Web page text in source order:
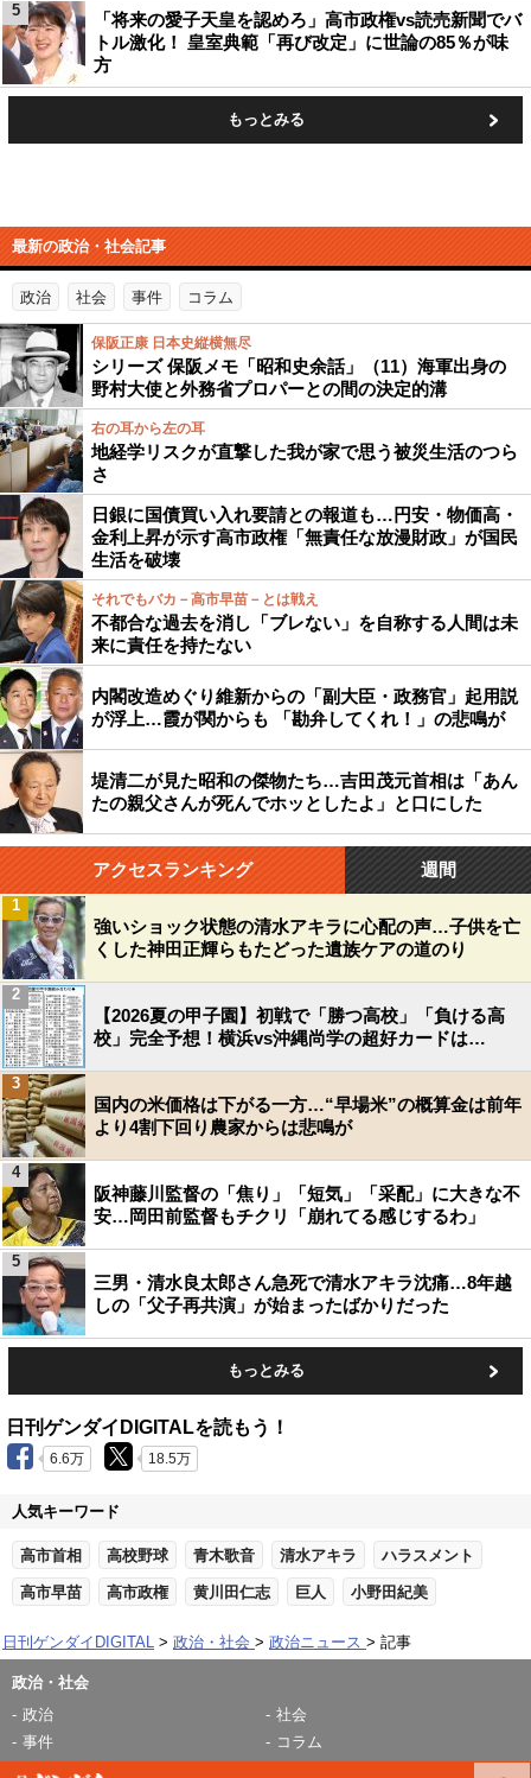
「将来の愛子天皇を認めろ」高市政権vs読売新聞でバ
トル激化！ 皇室典範「再び改定」に世論の85％が味
方
5
もっとみる
最新の政治・社会記事
政治 社会 事件 コラム
保阪正康 日本史縦横無尽
シリーズ 保阪メモ「昭和史余話」（11）海軍出身の
野村大使と外務省プロパーとの間の決定的溝
右の耳から左の耳
地経学リスクが直撃した我が家で思う被災生活のつら
さ
日銀に国債買い入れ要請との報道も…円安・物価高・
金利上昇が示す高市政権「無責任な放漫財政」が国民
生活を破壊
それでもバカ－高市早苗－とは戦え
不都合な過去を消し「ブレない」を自称する人間は未
来に責任を持たない
内閣改造めぐり維新からの「副大臣・政務官」起用説
が浮上…霞が関からも 「勘弁してくれ！」の悲鳴が
堤清二が見た昭和の傑物たち…吉田茂元首相は「あん
たの親父さんが死んでホッとしたよ」と口にした
アクセスランキング 週間
強いショック状態の清水アキラに心配の声…子供を亡
くした神田正輝らもたどった遺族ケアの道のり
1
【2026夏の甲子園】初戦で「勝つ高校」「負ける高
校」完全予想！横浜vs沖縄尚学の超好カードは…
2
国内の米価格は下がる一方…“早場米”の概算金は前年
より4割下回り農家からは悲鳴が
3
阪神藤川監督の「焦り」「短気」「采配」に大きな不
安…岡田前監督もチクリ「崩れてる感じするわ」
4
三男・清水良太郎さん急死で清水アキラ沈痛…8年越
しの「父子再共演」が始まったばかりだった
5
もっとみる
日刊ゲンダイDIGITALを読もう！
6.6万 18.5万
人気キーワード
高市首相 高校野球 青木歌音 清水アキラ ハラスメント
高市早苗 高市政権 黄川田仁志 巨人 小野田紀美
日刊ゲンダイDIGITAL 政治・社会 政治ニュース 記事
政治・社会
政治
社会
事件
コラム